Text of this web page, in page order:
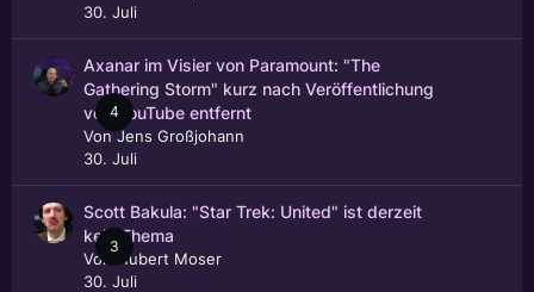
30. Juli
4
Axanar im Visier von Paramount: "The
Gathering Storm" kurz nach Veröffentlichung
von YouTube entfernt
VonJens Großjohann
30. Juli
3
Scott Bakula: "Star Trek: United" ist derzeit
kein Thema
Von
Hubert Moser
30. Juli